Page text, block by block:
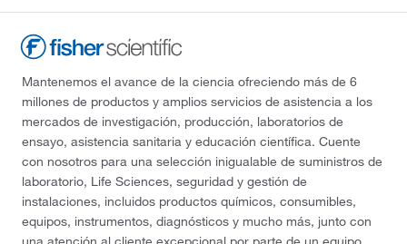
Mantenemos el avance de la ciencia ofreciendo más de 6
millones de productos y amplios servicios de asistencia a los
mercados de investigación, producción, laboratorios de
ensayo, asistencia sanitaria y educación científica. Cuente
con nosotros para una selección inigualable de suministros de
laboratorio, Life Sciences, seguridad y gestión de
instalaciones, incluidos productos químicos, consumibles,
equipos, instrumentos, diagnósticos y mucho más, junto con